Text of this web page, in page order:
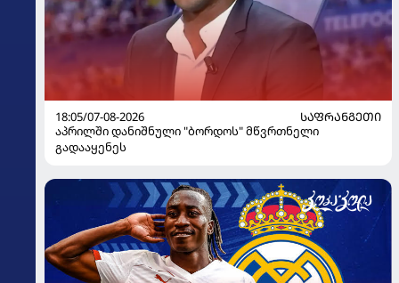
18:05/07-08-2026
ᲡᲐᲤᲠᲐᲜᲒᲔᲗᲘ
აპრილში დანიშნული "ბორდოს" მწვრთნელი
გადააყენეს